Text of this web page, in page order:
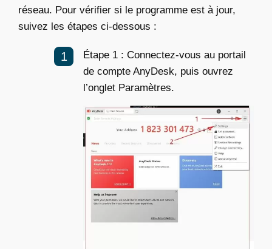
réseau. Pour vérifier si le programme est à jour,
suivez les étapes ci-dessous :
Étape 1 : Connectez-vous au portail
de compte AnyDesk, puis ouvrez
l’onglet Paramètres.